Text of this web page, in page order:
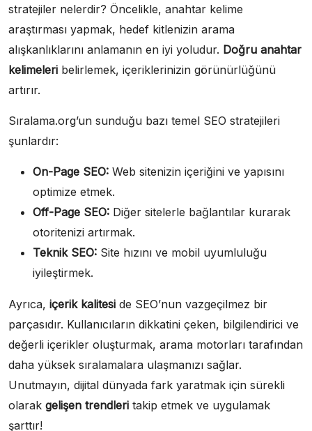
stratejiler nelerdir? Öncelikle, anahtar kelime
araştırması yapmak, hedef kitlenizin arama
alışkanlıklarını anlamanın en iyi yoludur. Doğru anahtar
kelimeleri belirlemek, içeriklerinizin görünürlüğünü
artırır.
Sıralama.org’un sunduğu bazı temel SEO stratejileri
şunlardır:
On-Page SEO: Web sitenizin içeriğini ve yapısını
optimize etmek.
Off-Page SEO: Diğer sitelerle bağlantılar kurarak
otoritenizi artırmak.
Teknik SEO: Site hızını ve mobil uyumluluğu
iyileştirmek.
Ayrıca, içerik kalitesi de SEO’nun vazgeçilmez bir
parçasıdır. Kullanıcıların dikkatini çeken, bilgilendirici ve
değerli içerikler oluşturmak, arama motorları tarafından
daha yüksek sıralamalara ulaşmanızı sağlar.
Unutmayın, dijital dünyada fark yaratmak için sürekli
olarak gelişen trendleri takip etmek ve uygulamak
şarttır!